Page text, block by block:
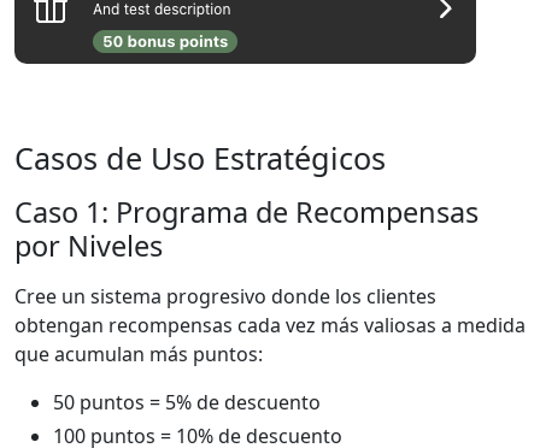
Casos de Uso Estratégicos
Caso 1: Programa de Recompensas
por Niveles
Cree un sistema progresivo donde los clientes
obtengan recompensas cada vez más valiosas a medida
que acumulan más puntos:
50 puntos = 5% de descuento
100 puntos = 10% de descuento